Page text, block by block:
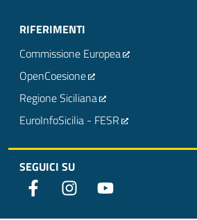
RIFERIMENTI
Commissione Europea
OpenCoesione
Regione Siciliana
EuroInfoSicilia - FESR
SEGUICI SU